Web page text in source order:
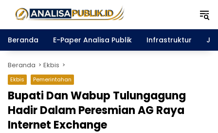
Beranda
E-Paper Analisa Publik Infrastruktur
Beranda Ekbis
Ekbis Pemerintahan
Bupati Dan Wabup Tulungagung
Hadir Dalam Peresmian AG Raya
Internet Exchange